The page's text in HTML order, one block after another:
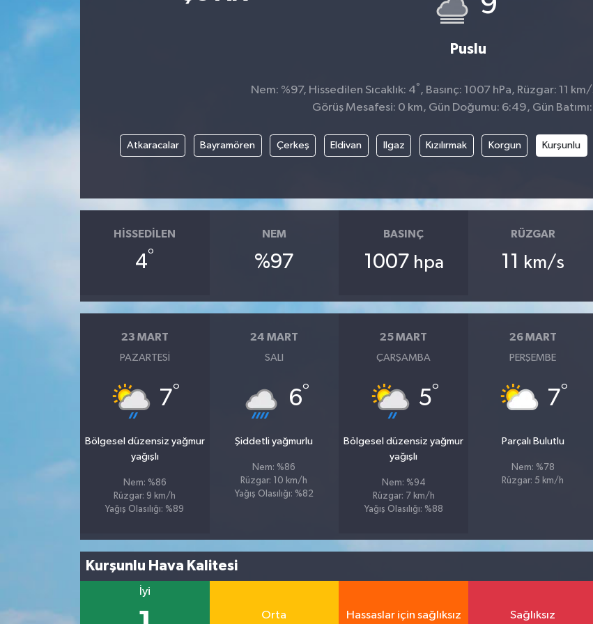
Puslu
Nem: %97, Hissedilen Sıcaklık: 4° , Basınç: 1007 hPa, Rüzgar: 11
Görüş Mesafesi: 0 km, Gün Doğumu: 6:49, Gün
Atkaracalar Bayramören Çerkeş Eldivan Ilgaz Kızılırmak Korgun Kurşunlu
HISSEDILEN
4°
NEM
%97
BASINÇ
1007 hpa
RÜZGAR
11 km/s
23 MART
PAZARTESI
7°
Bölgesel düzensiz yağmur
yağışlı
Nem: %86
Rüzgar: 9 km/h
Yağış Olasılığı: %89
24 MART
SALI
6°
Şiddetli yağmurlu
Nem: %86
Rüzgar: 10 km/h
Yağış Olasılığı: %82
25 MART
ÇARŞAMBA
5°
Bölgesel düzensiz yağmur
yağışlı
Nem: %94
Rüzgar: 7 km/h
Yağış Olasılığı: %88
26 MART
PERŞEMBE
7°
Parçalı Bulutlu
Nem: %78
Rüzgar: 5 km/h
Kurşunlu Hava Kalitesi
İyi
Orta Hassaslar için sağlıksız Sağlıksız
Yaşam